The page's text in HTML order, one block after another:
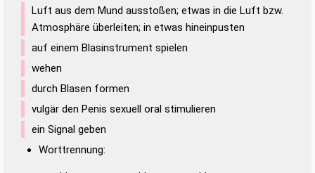
Luft aus dem Mund ausstoßen; etwas in die Luft bzw.
Atmosphäre überleiten; in etwas hineinpusten
auf einem Blasinstrument spielen
wehen
durch Blasen formen
vulgär den Penis sexuell oral stimulieren
ein Signal geben
Worttrennung: